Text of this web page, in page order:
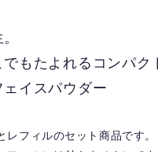
もたよれるコンパク
ェイスパウダー
レフィルのセット商品です。